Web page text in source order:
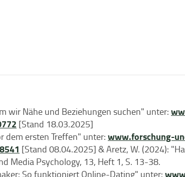
wir Nähe und Beziehungen suchen" unter:
[Stand 18.03.2025]
dem ersten Treffen" unter: www.forschung-
[Stand 08.04.2025] & Aretz, W. (2024):
Media Psychology, 13, Heft 1, S. 13-38.
So funktioniert Online-Dating" unter: